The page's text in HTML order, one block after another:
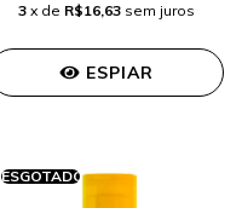
3 x de R$16,63 sem juros
ESPIAR
ESGOTADO